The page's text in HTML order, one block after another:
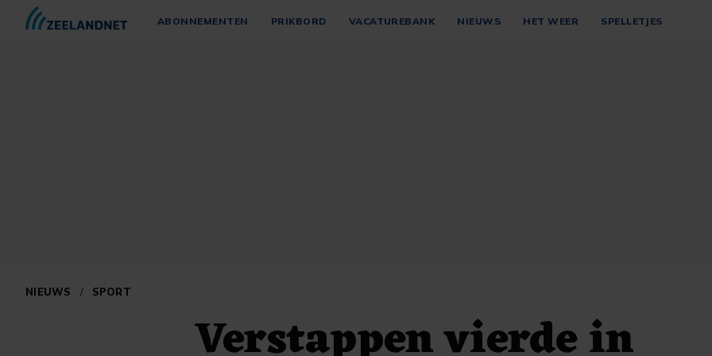
ABONNEMENTEN PRIKBORD VACATUREBANK NIEUWS HET WEER SPELLETJES
NIEUWS / SPORT